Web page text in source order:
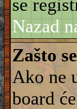
se
Nazad
Zašto
Ako ne
board